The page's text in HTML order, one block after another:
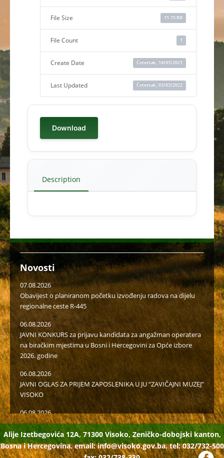
File Size 11.15 KB
File Count 1
Create Date Četvrtak, 14/01/2021
Last Updated Četvrtak, 03/03/2022
Download
Description
Novosti
07.08.2026
Obavijest o planiranom početku izvođenju radova na dijelu
regionalne ceste R-445
06.08.2026
JAVNI KONKURS za prijavu kandidata za angažman operatera
na biračkim mjestima u Bosni i Hercegovini za Opće izbore
2026. godine
06.08.2026
JAVNI OGLAS ZA PRIJEM ZAPOSLENIKA U JU “ZAVIČAJNI MUZEJ”
VISOKO
06.08.2026
Javni poziv za popunu rezervne liste radi učešća u radu u
birački odborima na općim izborima 2026. godine
05.08.2026
Alije Izetbegovića 12A, 71300 Visoko, Zeničko-dobojski kanton,
Bosna i Hercegovina. email:info@visoko.gov.ba.tel: 032/732-500